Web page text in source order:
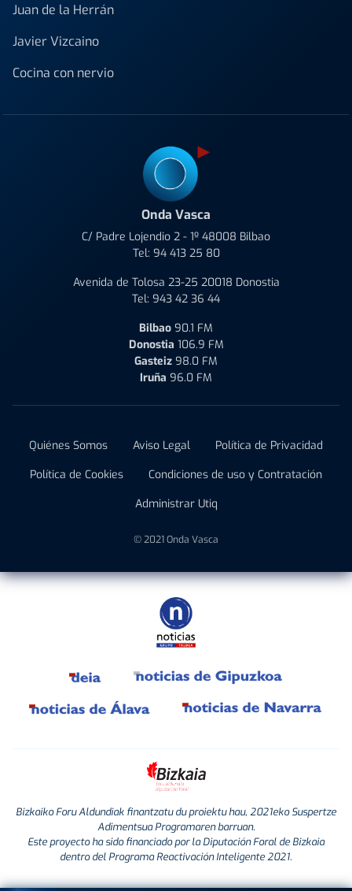
Juan de la Herrán
Javier Vizcaino
Cocina con nervio
Onda Vasca
C/ Padre Lojendio 2 - 1º 48008 Bilbao
Tel: 94 413 25 80
Avenida de Tolosa 23-25 20018 Donostia
Tel: 943 42 36 44
Bilbao 90.1 FM
Donostia 106.9 FM
Gasteiz 98.0 FM
Iruña 96.0 FM
Quiénes Somos Aviso Legal
Política de Privacidad
Política de Cookies
Condiciones de uso y Contratación
Administrar Utiq
© 2021 Onda Vasca
Bizkaiko Foru Aldundiak finantzatu du proiektu hau, 2021eko Suspertze
Adimentsua Programaren barruan.
Este proyecto ha sido financiado por la Diputación Foral de Bizkaia
dentro del Programa Reactivación Inteligente 2021.